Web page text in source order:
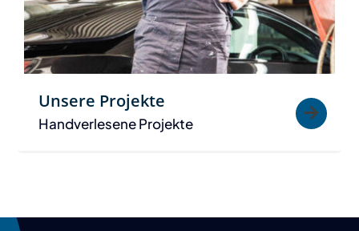
Unsere Projekte
Handverlesene Projekte